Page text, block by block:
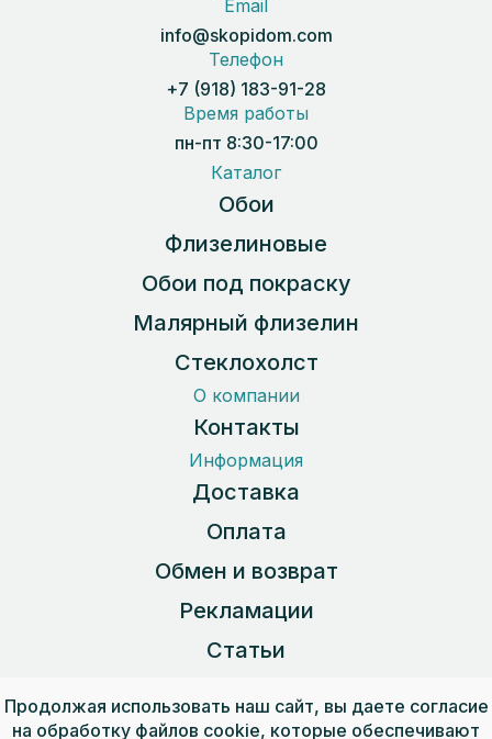
Email
info@skopidom.com
Телефон
+7 (918) 183-91-28
Время работы
пн-пт 8:30-17:00
Каталог
Обои
Флизелиновые
Обои под покраску
Малярный флизелин
Стеклохолст
О компании
Контакты
Информация
Доставка
Оплата
Обмен и возврат
Рекламации
Статьи
Продолжая использовать наш сайт, вы даете согласие
на обработку файлов cookie, которые обеспечивают